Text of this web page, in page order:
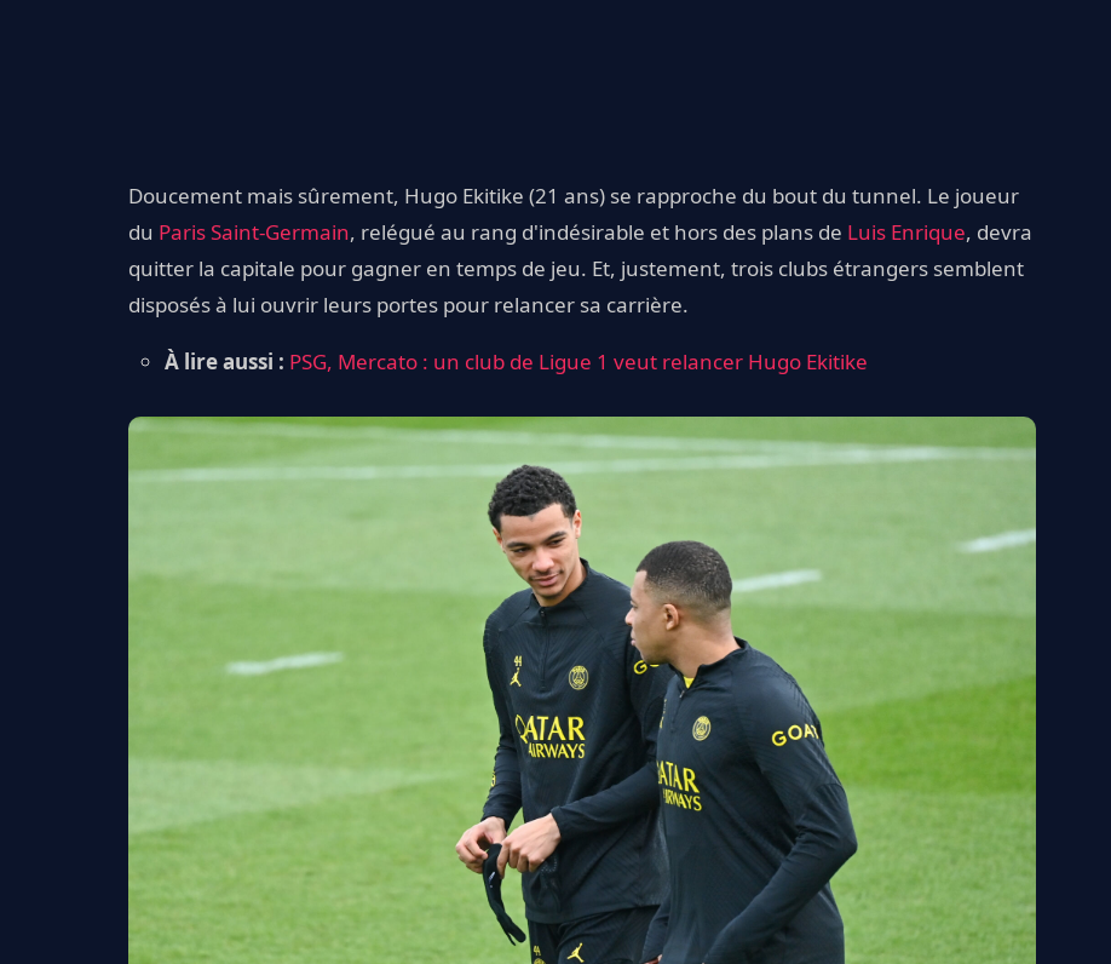
Doucement mais sûrement, Hugo Ekitike (21 ans) se rapproche du bout du tunnel. Le joueur
du Paris Saint-Germain, relégué au rang d'indésirable et hors des plans de Luis Enrique, devra
quitter la capitale pour gagner en temps de jeu. Et, justement, trois clubs étrangers semblent
disposés à lui ouvrir leurs portes pour relancer sa carrière.
À lire aussi : PSG, Mercato : un club de Ligue 1 veut relancer Hugo Ekitike